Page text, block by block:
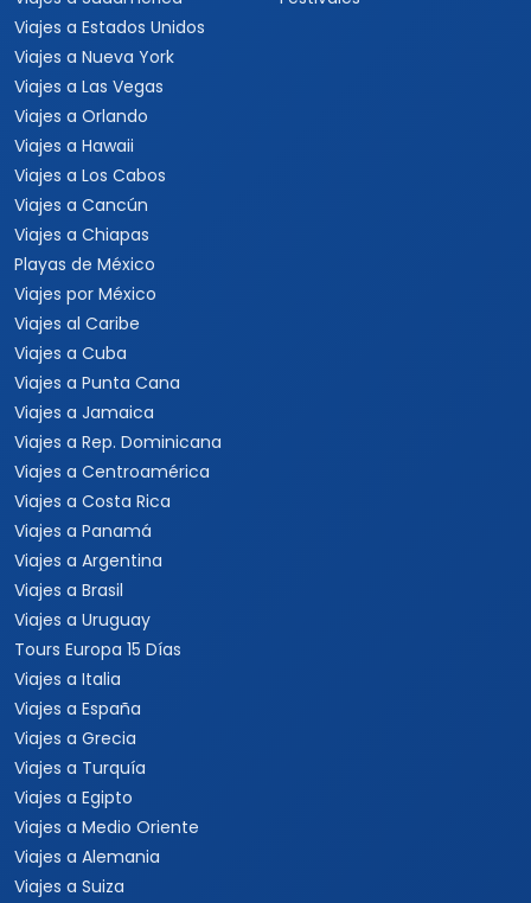
Viajes a Estados Unidos
Viajes a Nueva York
Viajes a Las Vegas
Viajes a Orlando
Viajes a Hawaii
Viajes a Los Cabos
Viajes a Cancún
Viajes a Chiapas
Playas de México
Viajes por México
Viajes al Caribe
Viajes a Cuba
Viajes a Punta Cana
Viajes a Jamaica
Viajes a Rep. Dominicana
Viajes a Centroamérica
Viajes a Costa Rica
Viajes a Panamá
Viajes a Argentina
Viajes a Brasil
Viajes a Uruguay
Tours Europa 15 Días
Viajes a Italia
Viajes a España
Viajes a Grecia
Viajes a Turquía
Viajes a Egipto
Viajes a Medio Oriente
Viajes a Alemania
Viajes a Suiza